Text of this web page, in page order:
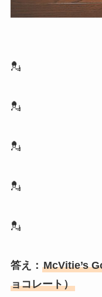
💂
💂
💂
💂
💂
答え： McVitie’s
ョコレート）